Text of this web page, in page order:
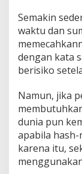
Semakin
waktu dan
dengan kata
berisiko
Namun, jika
dunia pun
apabila hash-
karena itu,